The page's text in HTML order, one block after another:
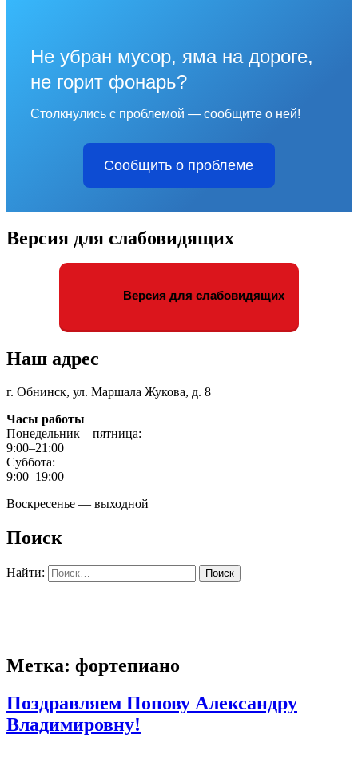
Не убран мусор, яма на дороге,
не горит фонарь?
Столкнулись с проблемой — сообщите о ней!
Сообщить о проблеме
Версия для слабовидящих
Версия для слабовидящих
Наш адрес
г. Обнинск, ул. Маршала Жукова, д. 8
Часы работы
Понедельник—пятница:
9:00–21:00
Суббота:
9:00–19:00
Воскресенье — выходной
Поиск
Найти:
Метка: фортепиано
Поздравляем Попову Александру
Владимировну!